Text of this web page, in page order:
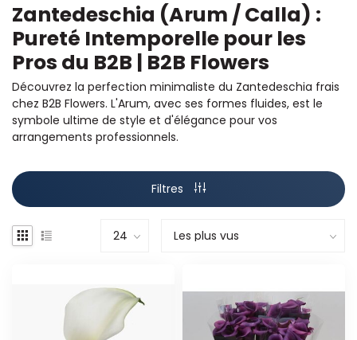
Zantedeschia (Arum / Calla) :
Pureté Intemporelle pour les
Pros du B2B | B2B Flowers
Découvrez la perfection minimaliste du Zantedeschia frais
chez B2B Flowers. L'Arum, avec ses formes fluides, est le
symbole ultime de style et d'élégance pour vos
arrangements professionnels.
Filtres